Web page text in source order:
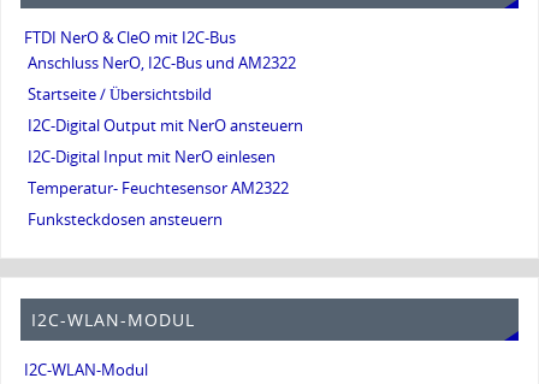
FTDI NerO & CleO mit I2C-Bus
Anschluss NerO, I2C-Bus und AM2322
Startseite / Übersichtsbild
I2C-Digital Output mit NerO ansteuern
I2C-Digital Input mit NerO einlesen
Temperatur- Feuchtesensor AM2322
Funksteckdosen ansteuern
I2C-WLAN-MODUL
I2C-WLAN-Modul